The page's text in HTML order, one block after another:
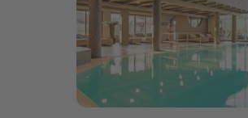
Bildergalerie öffnen